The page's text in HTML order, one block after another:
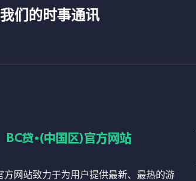
们的时事通讯
方网站致力于为用户提供最新、最热的游